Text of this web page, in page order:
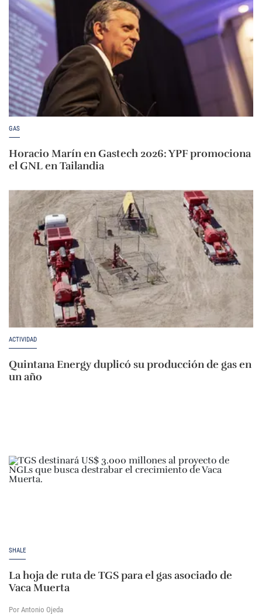
GAS
Horacio Marín en Gastech 2026: YPF promociona
el GNL en Tailandia
ACTIVIDAD
Quintana Energy duplicó su producción de gas en
un año
SHALE
La hoja de ruta de TGS para el gas asociado de
Vaca Muerta
Por Antonio Ojeda